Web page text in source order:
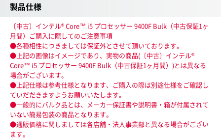
製品仕様
〔中古〕インテル® Core™ i5 プロセッサー 9400F Bulk（中古保証1ヶ
月間）ご購入に際してのご注意事項
●各種相性につきましては保証外とさせて頂いております。
●上記の画像はイメージであり、実物の商品(〔中古〕インテル®
Core™ i5 プロセッサー 9400F Bulk（中古保証1ヶ月間）)とは異なる
場合がございます。
●上記仕様は参考仕様となります、ご購入の際は別途仕様をご確認し
ていだだきますようお願いいたします。
●一般的にバルク品とは、メーカー保証書や説明書・箱が付属されて
いない簡易包装の商品となります。
●通販価格に関しましては各店舗・法人事業部と異なる場合がござい
ます。